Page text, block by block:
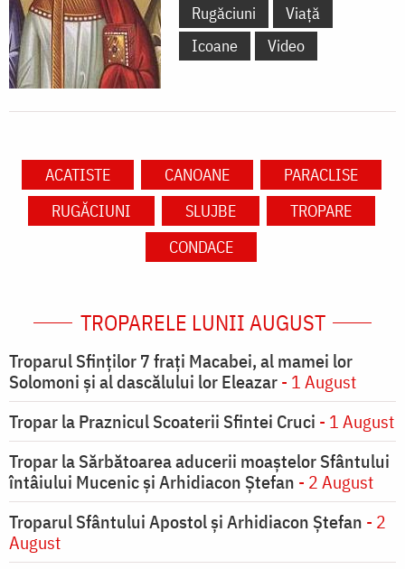
Rugăciuni
Viață
Icoane
Video
ACATISTE CANOANE
PARACLISE
RUGĂCIUNI
SLUJBE
TROPARE
CONDACE
TROPARELE LUNII AUGUST
Troparul Sfinţilor 7 fraţi Macabei, al mamei lor
Solomoni şi al dascălului lor Eleazar- 1 August
Tropar la Praznicul Scoaterii Sfintei Cruci - 1 August
Tropar la Sărbătoarea aducerii moaştelor Sfântului
întâiului Mucenic şi Arhidiacon Ştefan - 2 August
Troparul Sfântului Apostol și Arhidiacon Ștefan - 2
August